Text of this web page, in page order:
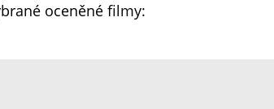
oceněné filmy: